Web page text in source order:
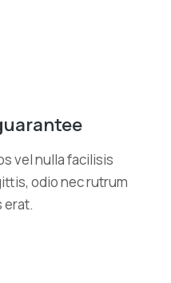
vel nulla facilisis
odio nec rutrum
erat.